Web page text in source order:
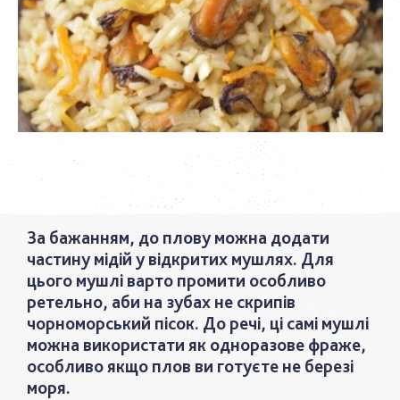
За бажанням, до плову можна додати
частину мідій у відкритих мушлях. Для
цього мушлі варто промити особливо
ретельно, аби на зубах не скрипів
чорноморський пісок. До речі, ці самі мушлі
можна використати як одноразове фраже,
особливо якщо плов ви готуєте не березі
моря.